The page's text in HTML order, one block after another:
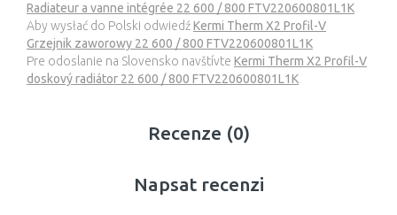
Radiateur a vanne intégrée 22 600 / 800 FTV220600801L1K
Aby wysłać do Polski odwiedźKermi Therm X2 Profil-V
Grzejnik zaworowy 22 600 / 800 FTV220600801L1K
Pre odoslanie na Slovensko navštívte Kermi Therm X2 Profil-V
doskový radiátor 22 600 / 800 FTV220600801L1K
Recenze (0)
Napsat recenzi